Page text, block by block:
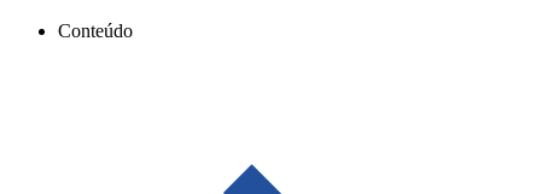
Conteúdo